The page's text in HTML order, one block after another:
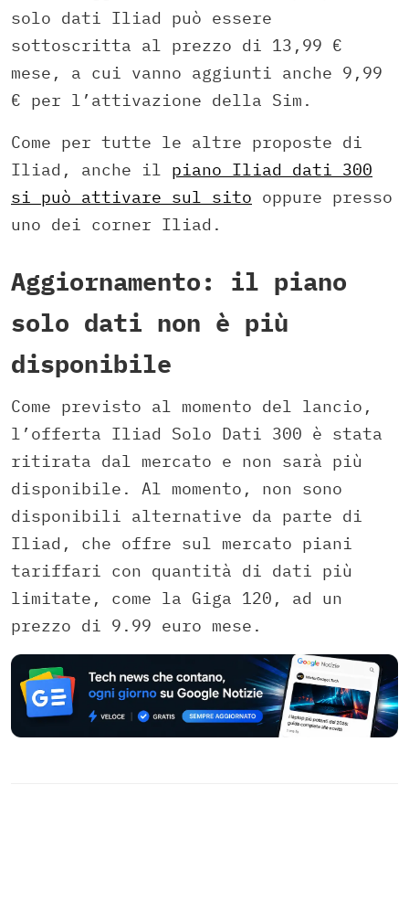
solo dati Iliad può essere
sottoscritta al prezzo di 13,99 €
mese, a cui vanno aggiunti anche 9,99
€ per l’attivazione della Sim.
Come per tutte le altre proposte di
Iliad, anche il piano Iliad dati 300
si può attivare sul sito oppure presso
uno dei corner Iliad.
Aggiornamento: il piano
solo dati non è più
disponibile
Come previsto al momento del lancio,
l’offerta Iliad Solo Dati 300 è stata
ritirata dal mercato e non sarà più
disponibile. Al momento, non sono
disponibili alternative da parte di
Iliad, che offre sul mercato piani
tariffari con quantità di dati più
limitate, come la Giga 120, ad un
prezzo di 9.99 euro mese.